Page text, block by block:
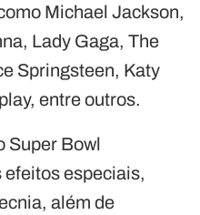
Michael Jackson,
Lady Gaga, The
Springsteen, Katy
entre outros.
Super Bowl
especiais,
além de